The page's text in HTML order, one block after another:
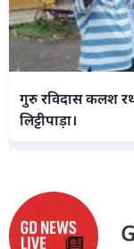
गुरु रविदास कलश
लिट्टीपाड़ा।